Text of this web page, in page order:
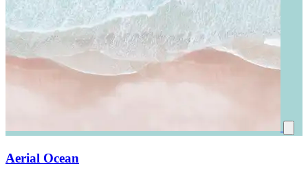
Aerial Ocean